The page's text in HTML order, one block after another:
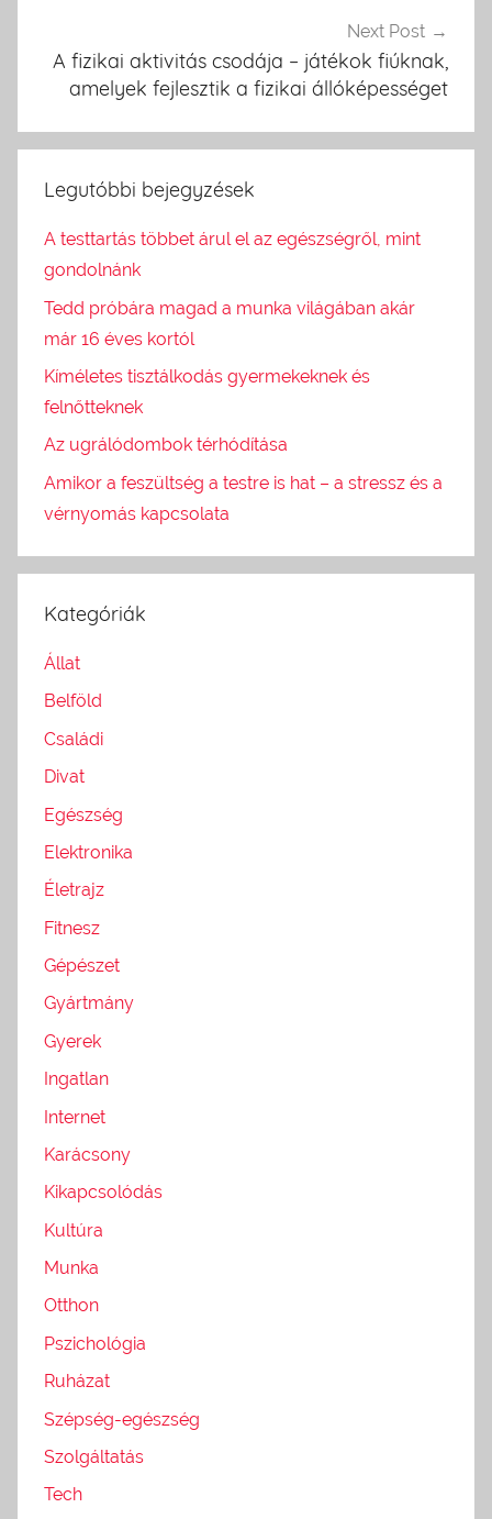
Next Post
A fizikai aktivitás csodája – játékok fiúknak,
amelyek fejlesztik a fizikai állóképességet
Legutóbbi bejegyzések
A testtartás többet árul el az egészségről, mint
gondolnánk
Tedd próbára magad a munka világában akár
már 16 éves kortól
Kíméletes tisztálkodás gyermekeknek és
felnőtteknek
Az ugrálódombok térhódítása
Amikor a feszültség a testre is hat – a stressz és a
vérnyomás kapcsolata
Kategóriák
Állat
Belföld
Családi
Divat
Egészség
Elektronika
Életrajz
Fitnesz
Gépészet
Gyártmány
Gyerek
Ingatlan
Internet
Karácsony
Kikapcsolódás
Kultúra
Munka
Otthon
Pszichológia
Ruházat
Szépség-egészség
Szolgáltatás
Tech